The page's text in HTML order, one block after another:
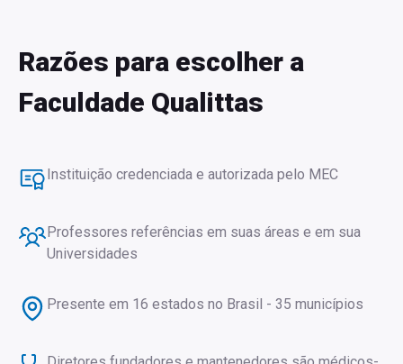
Razões para escolher a
Faculdade Qualittas
Instituição credenciada e autorizada pelo MEC
Professores referências em suas áreas e em sua
Universidades
Presente em 16 estados no Brasil - 35 municípios